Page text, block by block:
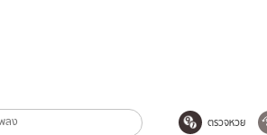
ตรวจหวย